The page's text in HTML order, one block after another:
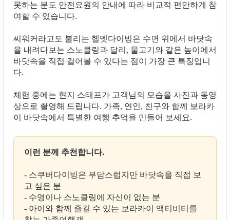
못하는 분도 안전요원의 안내에 따라 비교적 편안하게 참
여할 수 있습니다.
씨워커라고도 불리는 헬멧다이빙은 수면 위에서 바닷속
을 내려다보는 스노클링과 달리, 물고기와 같은 높이에서
바닷속을 직접 걸어볼 수 있다는 점이 가장 큰 특징입니
다.
체험 중에는 현지 스태프가 고객님의 모습을 사진과 동영
상으로 촬영해 드립니다. 가족, 연인, 친구와 함께 보라카
이 바닷속에서 특별한 여행 추억을 만들어 보세요.
이런 분께 추천합니다.
- 스쿠버다이빙은 부담스럽지만 바닷속을 직접 보
고 싶은 분
- 수영이나 스노클링에 자신이 없는 분
- 아이와 함께 즐길 수 있는 보라카이 액티비티를